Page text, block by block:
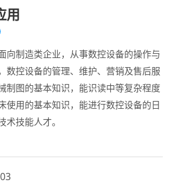
用
向制造类企业，从事数控设备的操作与
数控设备的管理、维护、营销及售后服
制图的基本知识，能识读中等复杂程度
使用的基本知识，能进行数控设备的日
技能人才。